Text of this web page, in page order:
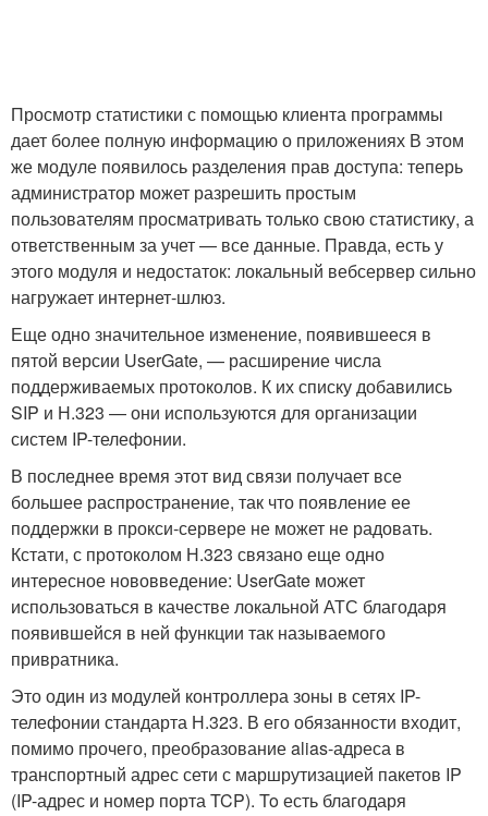
Просмотр статистики с помощью клиента программы
дает более полную информацию о приложениях В этом
же модуле появилось разделения прав доступа: теперь
администратор может разрешить простым
пользователям просматривать только свою статистику, а
ответственным за учет — все данные. Правда, есть у
этого модуля и недостаток: локальный вебсервер сильно
нагружает интернет-шлюз.
Еще одно значительное изменение, появившееся в
пятой версии UserGate, — расширение числа
поддерживаемых протоколов. К их списку добавились
SIP и Н.323 — они используются для организации
систем IP-телефонии.
В последнее время этот вид связи получает все
большее распространение, так что появление ее
поддержки в прокси-сервере не может не радовать.
Кстати, с протоколом Н.323 связано еще одно
интересное нововведение: UserGate может
использоваться в качестве локальной АТС благодаря
появившейся в ней функции так называемого
привратника.
Это один из модулей контроллера зоны в сетях IP-
телефонии стандарта Н.323. В его обязанности входит,
помимо прочего, преобразование alias-адреса в
транспортный адрес сети с маршрутизацией пакетов IP
(IP-адрес и номер порта TCP). To есть благодаря